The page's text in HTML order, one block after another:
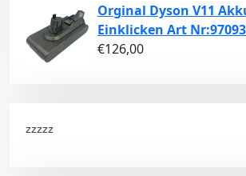
Orginal Dyson V11
Einklicken Art
€126,00
zzzzz